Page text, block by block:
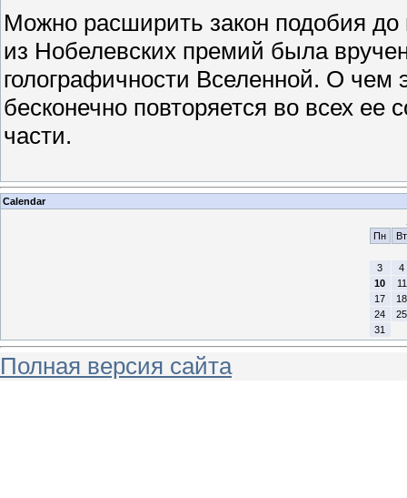
Можно расширить закон подобия
из Нобелевских премий была
голографичности Вселенной. О чем
бесконечно повторяется во всех
части.
Calendar
Пн
Вт
3
4
10
11
17
18
24
25
31
Полная версия сайта